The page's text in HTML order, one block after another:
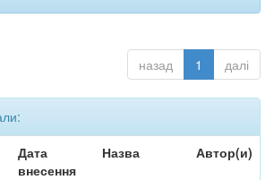
назад 1 далі
Дата
внесення
Назва Автор(и)